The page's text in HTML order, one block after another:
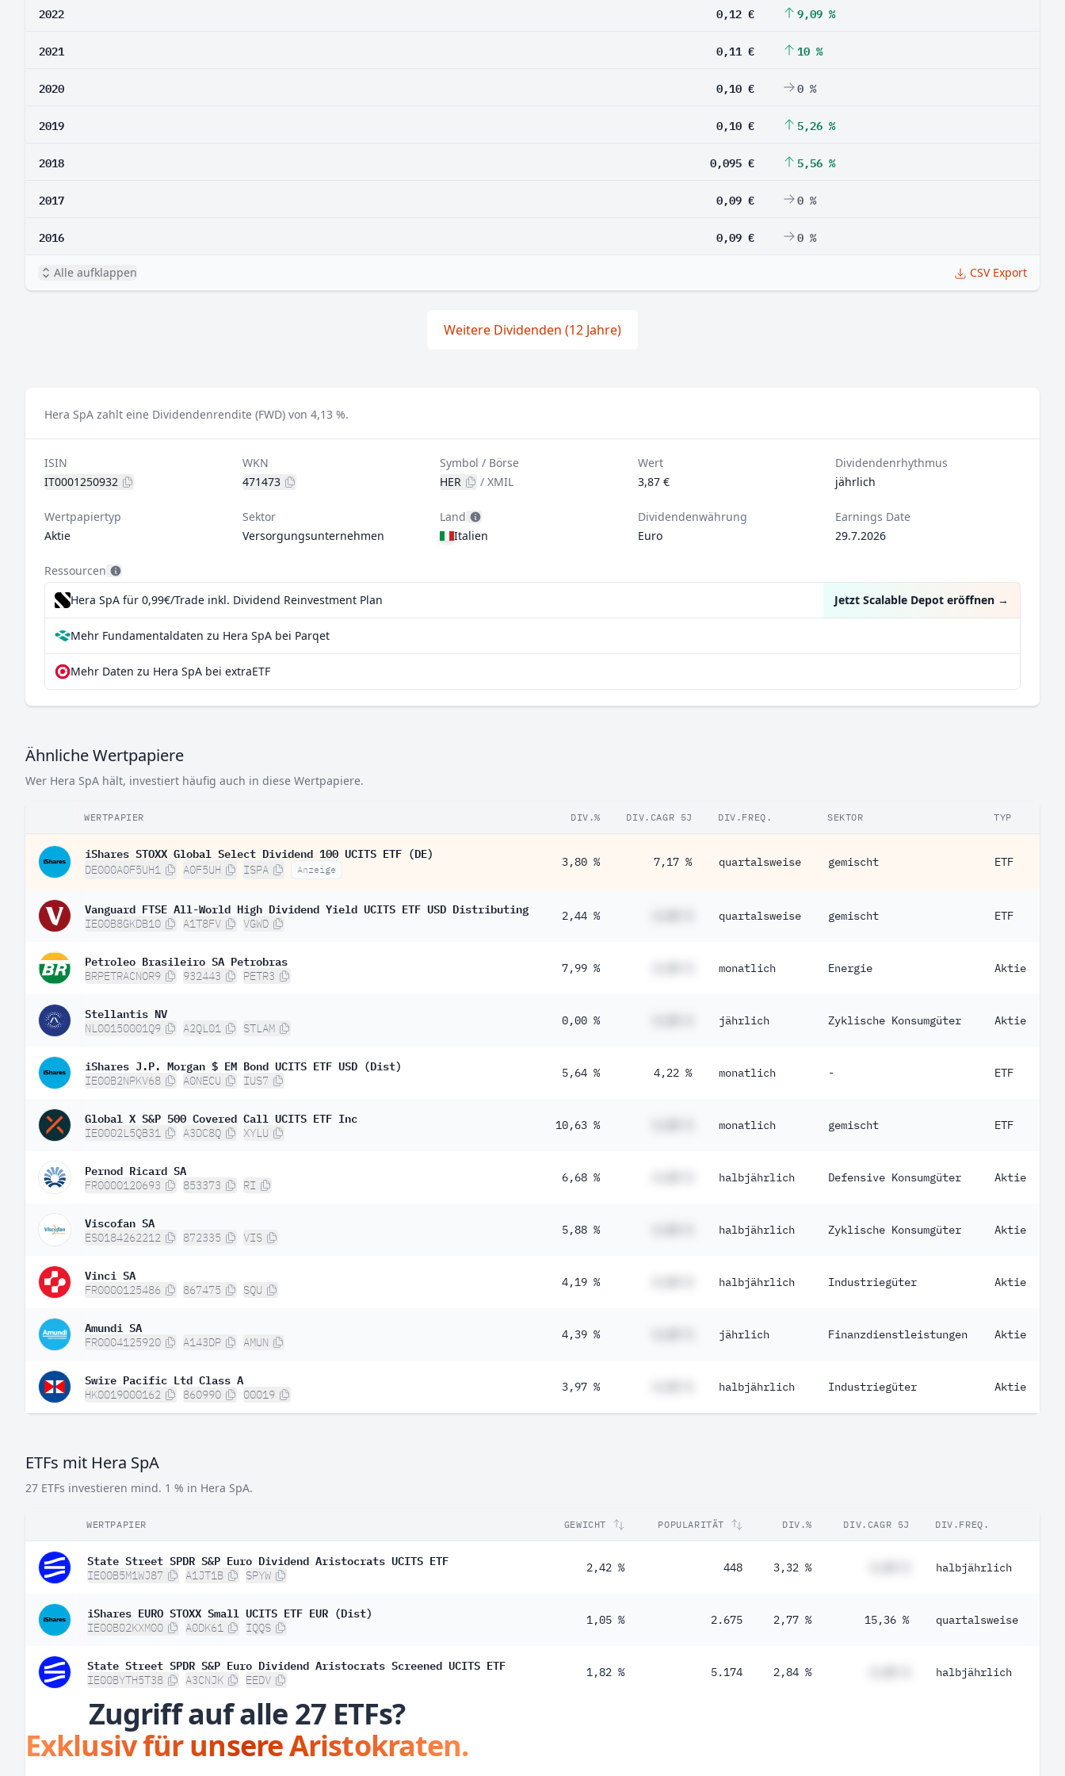
2022 0,12 € 9,09 %
2021 0,11 € 10 %
2020 0,10 € 0 %
2019 0,10 € 5,26 %
2018 0,095 € 5,56 %
2017 0,09 € 0 %
2016 0,09 € 0 %
Alle aufklappen CSV Export
Weitere Dividenden (12 Jahre)
Hera SpA zahlt eine Dividendenrendite (FWD) von 4,13 %.
ISIN
IT0001250932
WKN
471473
Symbol / Börse
HER
/XMIL
Wert
3,87 €
Dividendenrhythmus
jährlich
Wertpapiertyp
Aktie
Sektor
Versorgungsunternehmen
Land
Italien
Dividendenwährung
Euro
Earnings Date
29.7.2026
Ressourcen
Hera SpA für 0,99€/Trade inkl. Dividend Reinvestment Plan
Jetzt Scalable Depot eröffnen →
Mehr Fundamentaldaten zu Hera SpA bei Parqet
Mehr Daten zu Hera SpA bei extraETF
Ähnliche Wertpapiere
Wer Hera SpA hält, investiert häufig auch in diese Wertpapiere.
WERTPAPIER DIV.% DIV.CAGR 5J DIV.FREQ. SEKTOR TYP
iShares STOXX Global Select Dividend 100 UCITS ETF (DE)
DE000A0F5UH1 A0F5UH ISPA Anzeige
3,80 % 7,17 % quartalsweise gemischt ETF
Vanguard FTSE All-World High Dividend Yield UCITS ETF USD Distributing
IE00B8GKDB10 A1T8FV VGWD
2,44 % quartalsweise gemischt ETF
Petroleo Brasileiro SA Petrobras
BRPETRACNOR9 932443 PETR3
7,99 % monatlich Energie Aktie
Stellantis NV
NL00150001Q9 A2QL01 STLAM
0,00 % jährlich Zyklische Konsumgüter Aktie
iShares J.P. Morgan $ EM Bond UCITS ETF USD (Dist)
IE00B2NPKV68 A0NECU IUS7
5,64 % 4,22 % monatlich - ETF
Global X S&P 500 Covered Call UCITS ETF Inc
IE0002L5QB31 A3DC8Q XYLU
10,63 % monatlich gemischt ETF
Pernod Ricard SA
FR0000120693 853373 RI
6,68 % halbjährlich Defensive Konsumgüter Aktie
Viscofan SA
ES0184262212 872335 VIS
5,88 % halbjährlich Zyklische Konsumgüter Aktie
Vinci SA
FR0000125486 867475 SQU
4,19 % halbjährlich Industriegüter Aktie
Amundi SA
FR0004125920 A143DP AMUN
4,39 % jährlich Finanzdienstleistungen Aktie
Swire Pacific Ltd Class A
HK0019000162 860990 00019
3,97 % halbjährlich Industriegüter Aktie
ETFs mit Hera SpA
27 ETFs investieren mind. 1 % in Hera SpA.
WERTPAPIER GEWICHT POPULARITÄT DIV.% DIV.CAGR 5J DIV.FREQ.
State Street SPDR S&P Euro Dividend Aristocrats UCITS ETF
IE00B5M1WJ87 A1JT1B SPYW
2,42 % 448 3,32 % halbjährlich
iShares EURO STOXX Small UCITS ETF EUR (Dist)
IE00B02KXM00 A0DK61 IQQS
1,05 % 2.675 2,77 % 15,36 % quartalsweise
State Street SPDR S&P Euro Dividend Aristocrats Screened UCITS ETF
IE00BYTH5T38 A3CNJK EEDV
1,82 % 5.174 2,84 % halbjährlich
Zugriff auf alle 27 ETFs?
Exklusiv für unsere Aristokraten.